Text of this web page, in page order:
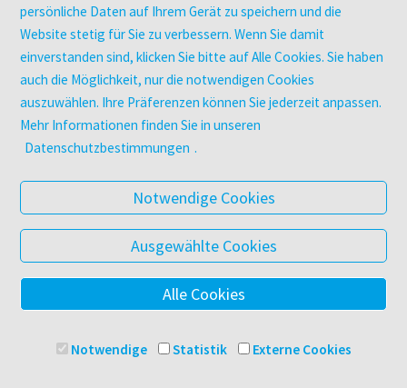
Digitale Angebote
UNTERNEHMEN
Über facultas
facultas Kooperationen
Datenschutz & Cookies
AGB
Barrierefreiheit
© 2025 Facultas Verlags- und Buchhandels AG
persönliche Daten auf Ihrem Gerät zu speichern und die
Website stetig für Sie zu verbessern. Wenn Sie damit
einverstanden sind, klicken Sie bitte auf Alle Cookies. Sie haben
auch die Möglichkeit, nur die notwendigen Cookies
auszuwählen. Ihre Präferenzen können Sie jederzeit anpassen.
Mehr Informationen finden Sie in unseren
Datenschutzbestimmungen .
Notwendige Cookies
Ausgewählte Cookies
Alle Cookies
Notwendige Statistik Externe Cookies